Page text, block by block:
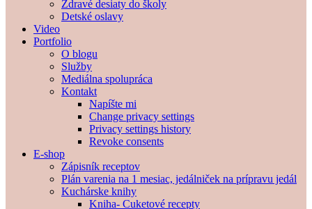
Zdravé desiaty do školy
Detské oslavy
Video
Portfolio
O blogu
Služby
Mediálna spolupráca
Kontakt
Napíšte mi
Change privacy settings
Privacy settings history
Revoke consents
E-shop
Zápisník receptov
Plán varenia na 1 mesiac, jedálniček na prípravu jedál
Kuchárske knihy
Kniha- Cuketové recepty